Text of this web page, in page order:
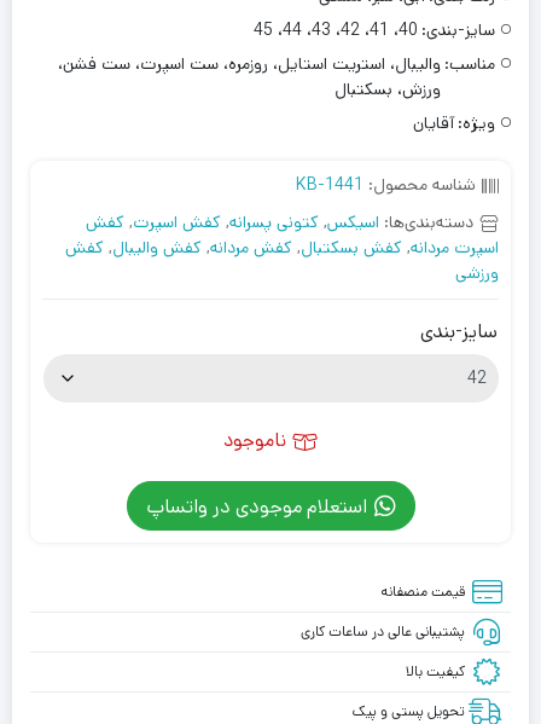
سایز-بندی: 40، 41، 42، 43، 44، 45
مناسب: والیبال، استریت استایل، روزمره، ست اسپرت، ست فشن،
ورزش، بسکتبال
ویژه: آقایان
شناسه محصول: KB-1441
دسته‌بندی‌ها: اسیکس, کتونی پسرانه, کفش اسپرت, کفش
اسپرت مردانه, کفش بسکتبال, کفش مردانه, کفش والیبال, کفش
ورزشی
سایز-بندی
ناموجود
استعلام موجودی در واتساپ
قیمت منصفانه
پشتیبانی عالی در ساعات کاری
کیفیت بالا
تحویل پستی و پیک